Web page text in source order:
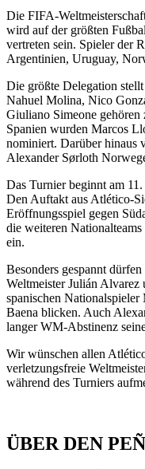
Die FIFA-
wird auf der größten
vertreten sein. Spieler der
Argentinien, Uruguay,
Die größte Delegation
Nahuel Molina, Nico
Giuliano Simeone
Spanien wurden Marcos
nominiert. Darüber hinaus
Alexander Sørloth
Das Turnier beginnt am
Den Auftakt aus Atlético-
Eröffnungsspiel gegen
die weiteren
ein.
Besonders gespannt
Weltmeister Julián
spanischen
Baena blicken. Auch
langer WM-Abstinenz
Wir wünschen allen
verletzungsfreie
während des Turniers
ÜBER DEN